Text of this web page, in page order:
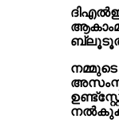
ദി
ആകാം
ഉണ്ട്